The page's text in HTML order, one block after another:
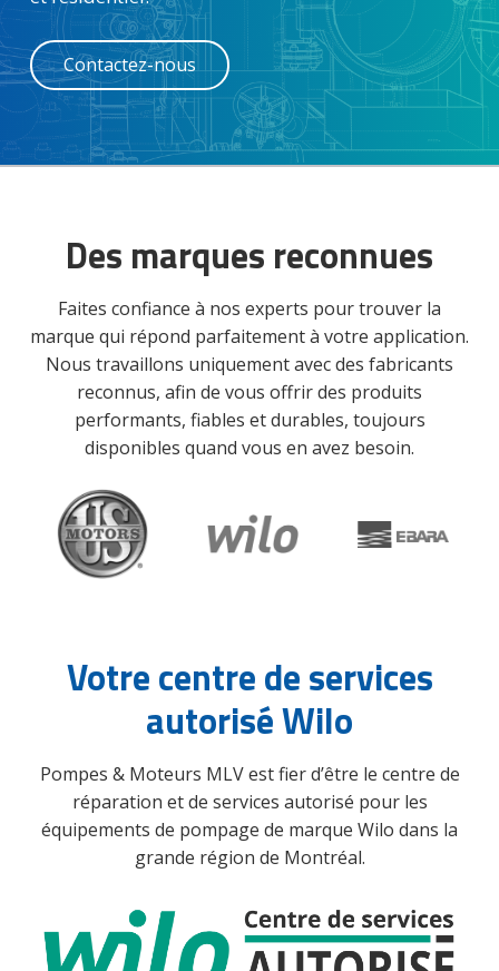
g
a
t
o
Contactez-nous
Des marques reconnues
Faites confiance à nos experts pour trouver la
marque qui répond parfaitement à votre application.
Nous travaillons uniquement avec des fabricants
reconnus, afin de vous offrir des produits
performants, fiables et durables, toujours
disponibles quand vous en avez besoin.
Votre centre de services
autorisé Wilo
Pompes & Moteurs MLV est fier d’être le centre de
réparation et de services autorisé pour les
équipements de pompage de marque Wilo dans la
grande région de Montréal.